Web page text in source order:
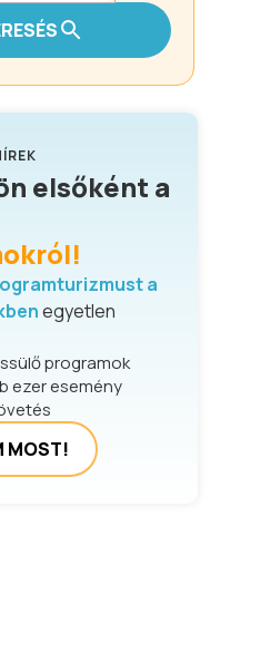
elsőként a
a
egyetlen
programok
ezer esemény
MOST!